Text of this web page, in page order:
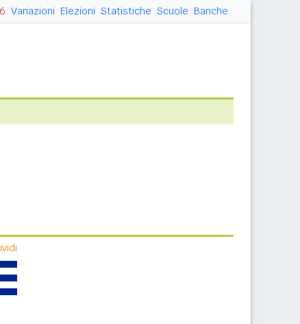
Variazioni Elezioni Statistiche Scuole Banche